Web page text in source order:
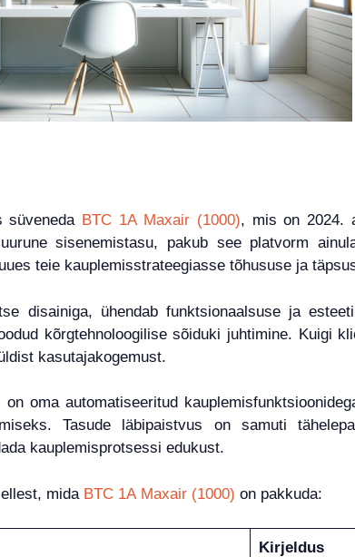
süveneda BTC 1A Maxair (1000), mis on 2024.
sisenemistasu, pakub see platvorm
teie kauplemisstrateegiasse tõhususe ja
disainiga, ühendab funktsionaalsuse ja
kõrgtehnoloogilise sõiduki juhtimine. Kuigi
kasutajakogemust.
oma automatiseeritud
Tasude läbipaistvus on samuti
kauplemisprotsessi edukust.
mida BTC 1A Maxair (1000) on pakkuda:
Kirjeldus